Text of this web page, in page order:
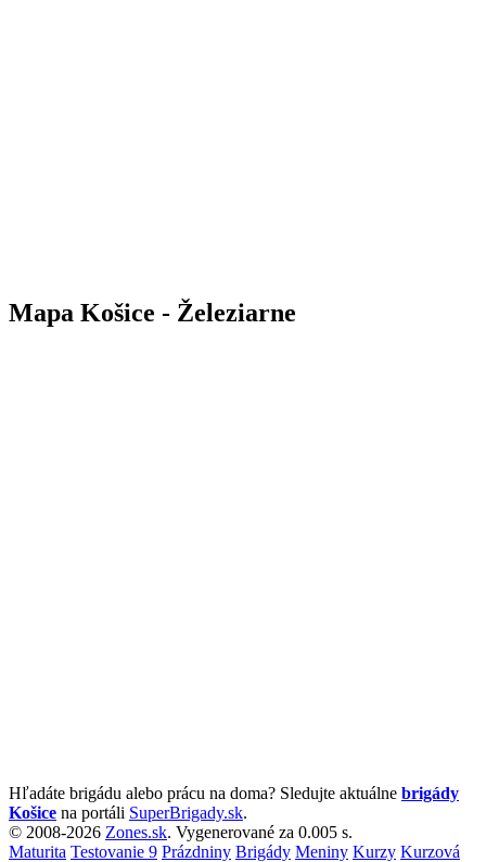
Mapa Košice - Železiarne
Hľadáte brigádu alebo prácu na doma? Sledujte aktuálne brigády
Košice na portáli SuperBrigady.sk.
© 2008-2026 Zones.sk. Vygenerované za 0.005 s.
Maturita Testovanie 9 Prázdniny Brigády Meniny Kurzy Kurzová